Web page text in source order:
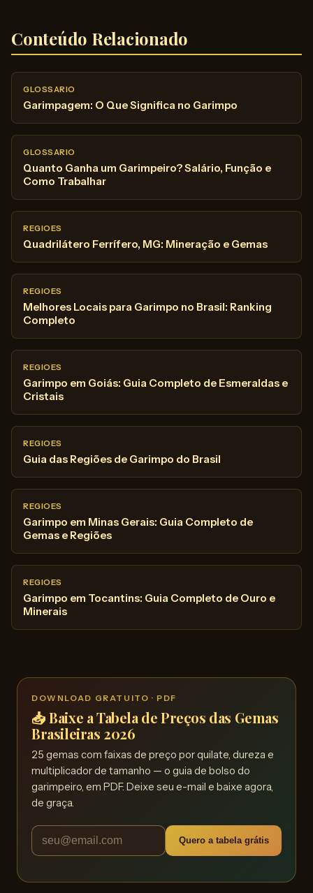
Conteúdo Relacionado
GLOSSARIO
Garimpagem: O Que Significa no Garimpo
GLOSSARIO
Quanto Ganha um Garimpeiro? Salário, Função e
Como Trabalhar
REGIOES
Quadrilátero Ferrífero, MG: Mineração e Gemas
REGIOES
Melhores Locais para Garimpo no Brasil: Ranking
Completo
REGIOES
Garimpo em Goiás: Guia Completo de Esmeraldas e
Cristais
REGIOES
Guia das Regiões de Garimpo do Brasil
REGIOES
Garimpo em Minas Gerais: Guia Completo de
Gemas e Regiões
REGIOES
Garimpo em Tocantins: Guia Completo de Ouro e
Minerais
DOWNLOAD GRATUITO · PDF
📥 Baixe a Tabela de Preços das Gemas
Brasileiras 2026
25 gemas com faixas de preço por quilate, dureza e
multiplicador de tamanho — o guia de bolso do
garimpeiro, em PDF. Deixe seu e-mail e baixe agora,
de graça.
Quero a tabela grátis